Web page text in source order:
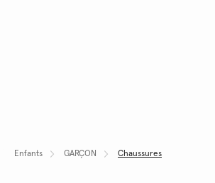
Enfants GARÇON Chaussures